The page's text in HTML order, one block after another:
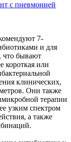
с пневмонией
7-
и для
что бывают
короткая или
клинических,
Они также
терапии
узким спектром
а также